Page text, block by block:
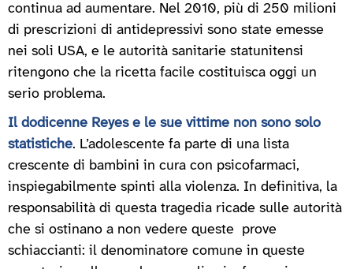
continua ad aumentare. Nel 2010, più di 250 milioni
di prescrizioni di antidepressivi sono state emesse
nei soli USA, e le autorità sanitarie statunitensi
ritengono che la ricetta facile costituisca oggi un
serio problema.
Il dodicenne Reyes e le sue vittime non sono solo
statistiche. L’adolescente fa parte di una lista
crescente di bambini in cura con psicofarmaci,
inspiegabilmente spinti alla violenza. In definitiva, la
responsabilità di questa tragedia ricade sulle autorità
che si ostinano a non vedere queste prove
schiaccianti: il denominatore comune in queste